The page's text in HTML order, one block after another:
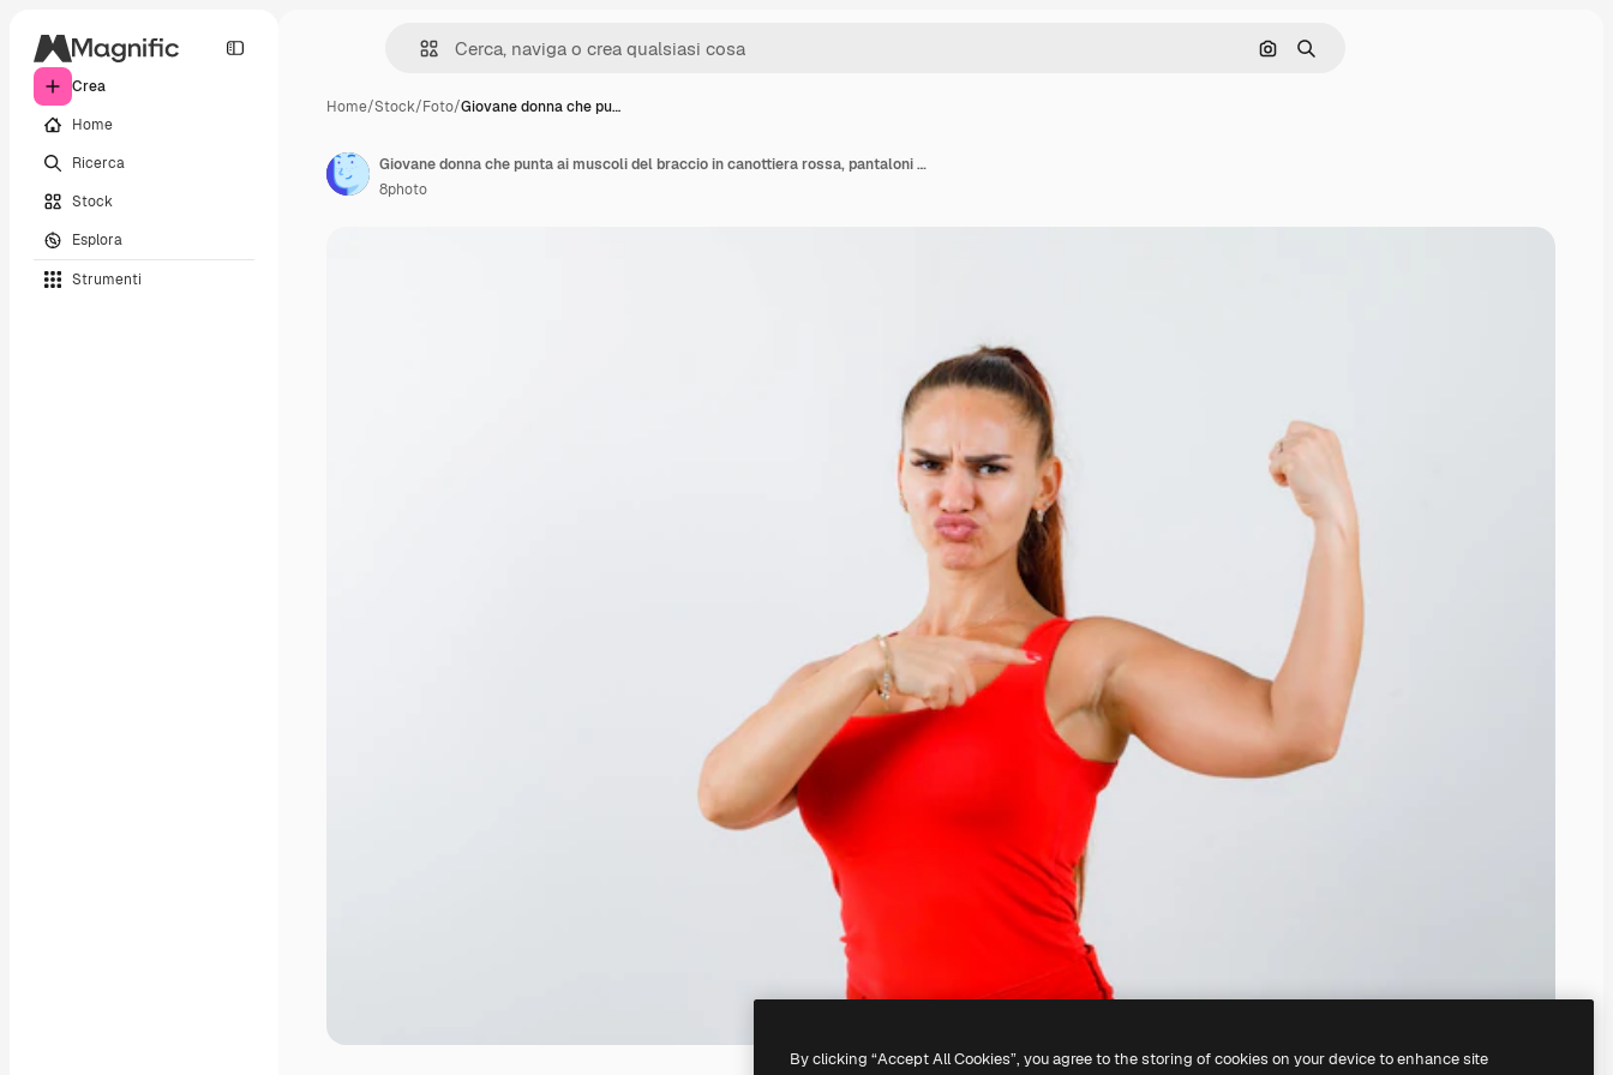
Crea
Home
Ricerca
Stock
Esplora
Strumenti
Cerca per immagine
Ricerca
Home/Stock/Foto/Giovane donna che pu…
Giovane donna che punta ai muscoli del braccio in canottiera rossa, pantaloni e guardando fiducioso, vista frontale.
8photo
By clicking “Accept All Cookies”, you agree to the storing of cookies on your device to enhance site